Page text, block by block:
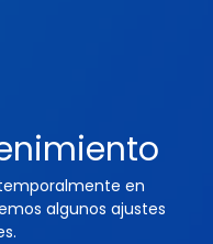
en
algunos ajustes